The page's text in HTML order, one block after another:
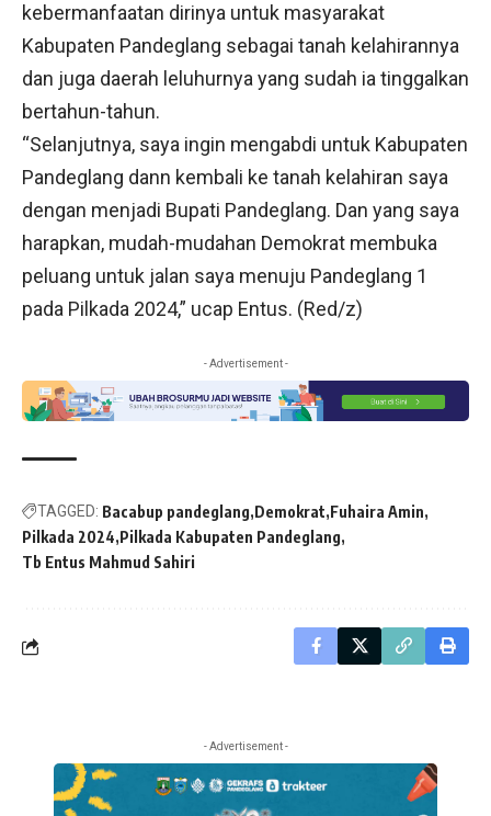
kebermanfaatan dirinya untuk masyarakat
Kabupaten Pandeglang sebagai tanah kelahirannya
dan juga daerah leluhurnya yang sudah ia tinggalkan
bertahun-tahun.
“Selanjutnya, saya ingin mengabdi untuk Kabupaten
Pandeglang dann kembali ke tanah kelahiran saya
dengan menjadi Bupati Pandeglang. Dan yang saya
harapkan, mudah-mudahan Demokrat membuka
peluang untuk jalan saya menuju Pandeglang 1
pada Pilkada 2024,” ucap Entus. (Red/z)
- Advertisement -
TAGGED: Bacabup pandeglang Demokrat Fuhaira Amin
Pilkada 2024 Pilkada Kabupaten Pandeglang
Tb Entus Mahmud Sahiri
- Advertisement -